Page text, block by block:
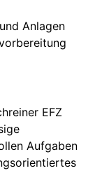
Anlagen
EFZ
Aufgaben